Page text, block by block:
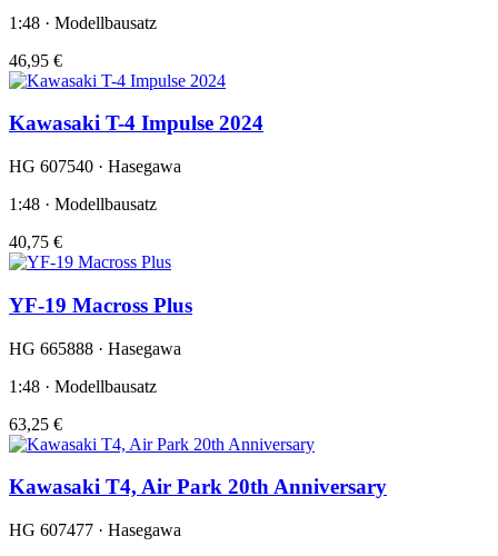
1:48 · Modellbausatz
46,95 €
Kawasaki T-4 Impulse 2024
HG 607540 · Hasegawa
1:48 · Modellbausatz
40,75 €
YF-19 Macross Plus
HG 665888 · Hasegawa
1:48 · Modellbausatz
63,25 €
Kawasaki T4, Air Park 20th Anniversary
HG 607477 · Hasegawa